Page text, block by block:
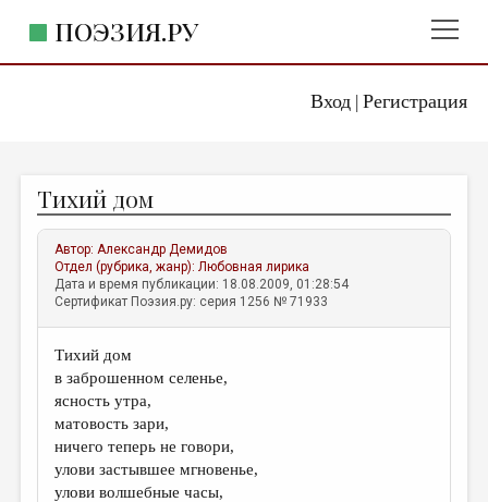
Вход| Регистрация
ПОЭЗИЯ.РУ
ЖАНРЫ
АВТОРЫ
КОММЕНТАРИИ
ЛИТСАЛОН
НОВОСТИ
ПРАВИЛА САЙТА
ОТДЕЛЫ И РУБРИКИ
ИЗБРАННОЕ
Тихий дом
Автор:Александр Демидов
Отдел (рубрика, жанр):Любовная лирика
Дата и время публикации: 18.08.2009, 01:28:54
Сертификат Поэзия.ру: серия 1256 № 71933
Тихий дом
в заброшенном селенье,
ясность утра,
матовость зари,
ничего теперь не говори,
улови застывшее мгновенье,
улови волшебные часы,